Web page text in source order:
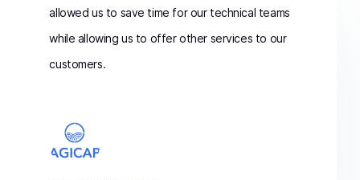
allowed us to save time for our technical teams
while allowing us to offer other services to our
customers.